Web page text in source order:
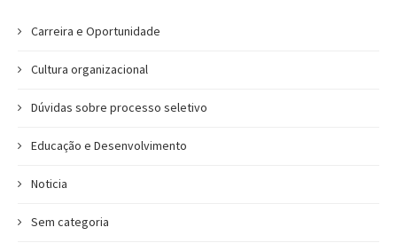
Carreira e Oportunidade
Cultura organizacional
Dúvidas sobre processo seletivo
Educação e Desenvolvimento
Noticia
Sem categoria